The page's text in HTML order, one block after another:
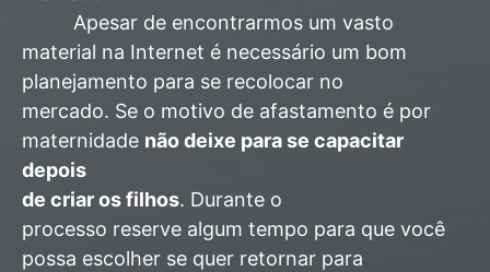
Apesar de encontrarmos um vasto
material na Internet é necessário um bom
planejamento para se recolocar no
mercado. Se o motivo de afastamento é por
maternidade não deixe para se capacitar
depois
de criar os filhos. Durante o
processo reserve algum tempo para que você
possa escolher se quer retornar para